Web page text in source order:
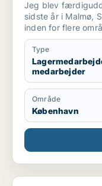
Jeg blev
sidste år i Malmø,
inden for flere
på et lager i
Type
medarbejder
Område
København